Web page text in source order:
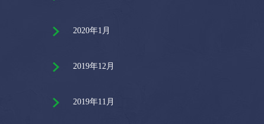
2020年1月
2019年12月
2019年11月